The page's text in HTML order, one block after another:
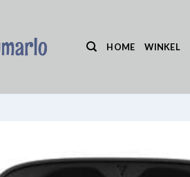
HOME WINKEL